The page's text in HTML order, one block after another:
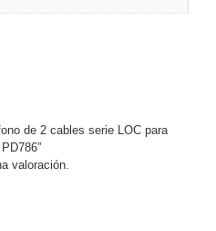
Domo
de 2 cables serie LOC para
valoración.